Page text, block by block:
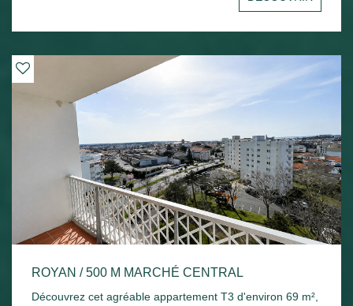
ROYAN / 500 M MARCHÉ CENTRAL
Découvrez cet agréable appartement T3 d'environ 69 m²,